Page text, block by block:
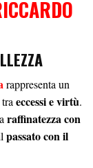
rappresenta un
eccessi e virtù.
raffinatezza con
passato con il